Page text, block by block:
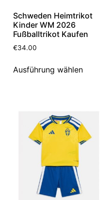
Schweden Heimtrikot
Kinder WM 2026
Fußballtrikot Kaufen
€34.00
Ausführung wählen